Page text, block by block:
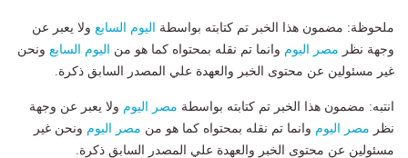
ملحوظة: مضمون هذا الخبر تم كتابته بواسطة اليوم السابع ولا يعبر عن
وجهة نظر مصر اليوم وانما تم نقله بمحتواه كما هو من اليوم السابع ونحن
غير مسئولين عن محتوى الخبر والعهدة علي المصدر السابق ذكرة.
انتبه: مضمون هذا الخبر تم كتابته بواسطة مصر اليوم ولا يعبر عن وجهة
نظر مصر اليوم وانما تم نقله بمحتواه كما هو من مصر اليوم ونحن غير
مسئولين عن محتوى الخبر والعهدة علي المصدر السابق ذكرة.